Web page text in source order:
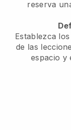
reserva
Establezca
de las
espacio y